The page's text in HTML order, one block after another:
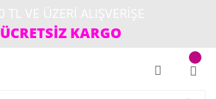
ÜCRETSİZ KARGO